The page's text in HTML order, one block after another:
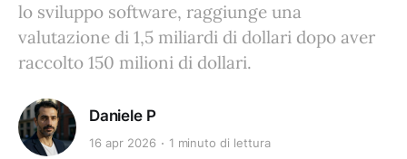
lo sviluppo software, raggiunge una
valutazione di 1,5 miliardi di dollari dopo aver
raccolto 150 milioni di dollari.
Daniele P
16 apr 2026 1 minuto di lettura